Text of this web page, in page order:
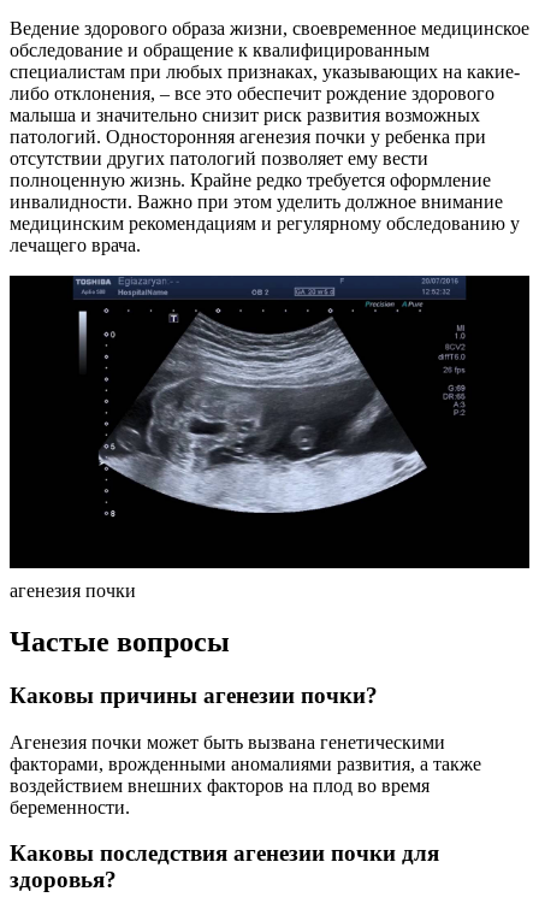
Ведение здорового образа жизни, своевременное медицинское
обследование и обращение к квалифицированным
специалистам при любых признаках, указывающих на какие-
либо отклонения, – все это обеспечит рождение здорового
малыша и значительно снизит риск развития возможных
патологий. Односторонняя агенезия почки у ребенка при
отсутствии других патологий позволяет ему вести
полноценную жизнь. Крайне редко требуется оформление
инвалидности. Важно при этом уделить должное внимание
медицинским рекомендациям и регулярному обследованию у
лечащего врача.
агенезия почки
Частые вопросы
Каковы причины агенезии почки?
Агенезия почки может быть вызвана генетическими
факторами, врожденными аномалиями развития, а также
воздействием внешних факторов на плод во время
беременности.
Каковы последствия агенезии почки для
здоровья?